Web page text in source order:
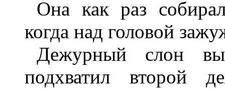
Она как раз
когда над головой
Дежурный слон
подхватил второй